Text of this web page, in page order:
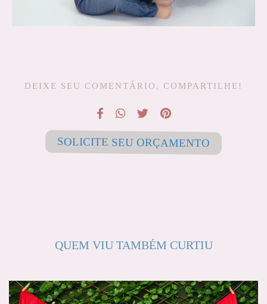
DEIXE SEU COMENTÁRIO, COMPARTILHE!
SOLICITE SEU ORÇAMENTO
QUEM VIU TAMBÉM CURTIU